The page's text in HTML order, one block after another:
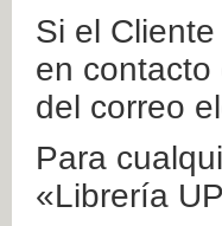
Si el
en
del correo
Para
«Librería